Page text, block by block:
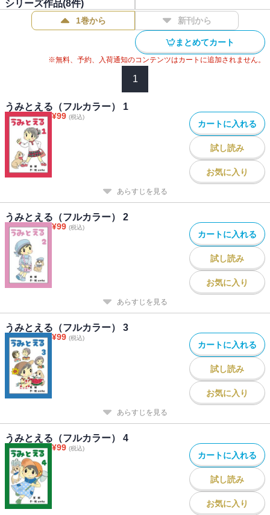
シリーズ作品(8件)
1巻から 新刊から
まとめてカート
※無料、予約、入荷通知のコンテンツはカートに追加されません。
1
うみとえる（フルカラー） 1
¥99 (税込)
カートに入れる
試し読み
お気に入り
あらすじを見る
うみとえる（フルカラー） 2
¥99 (税込)
カートに入れる
試し読み
お気に入り
あらすじを見る
うみとえる（フルカラー） 3
¥99 (税込)
カートに入れる
試し読み
お気に入り
あらすじを見る
うみとえる（フルカラー） 4
¥99 (税込)
カートに入れる
試し読み
お気に入り